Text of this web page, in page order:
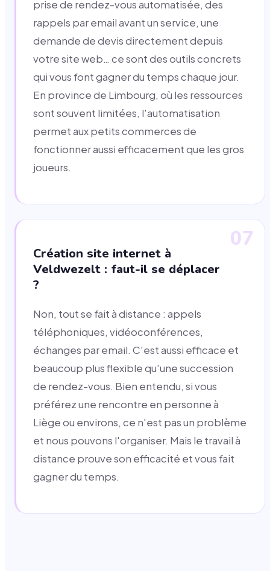
prise de rendez-vous automatisée, des
rappels par email avant un service, une
demande de devis directement depuis
votre site web… ce sont des outils concrets
qui vous font gagner du temps chaque jour.
En province de Limbourg, où les ressources
sont souvent limitées, l'automatisation
permet aux petits commerces de
fonctionner aussi efficacement que les gros
joueurs.
07
Création site internet à
Veldwezelt : faut-il se déplacer
?
Non, tout se fait à distance : appels
téléphoniques, vidéoconférences,
échanges par email. C'est aussi efficace et
beaucoup plus flexible qu'une succession
de rendez-vous. Bien entendu, si vous
préférez une rencontre en personne à
Liège ou environs, ce n'est pas un problème
et nous pouvons l'organiser. Mais le travail à
distance prouve son efficacité et vous fait
gagner du temps.